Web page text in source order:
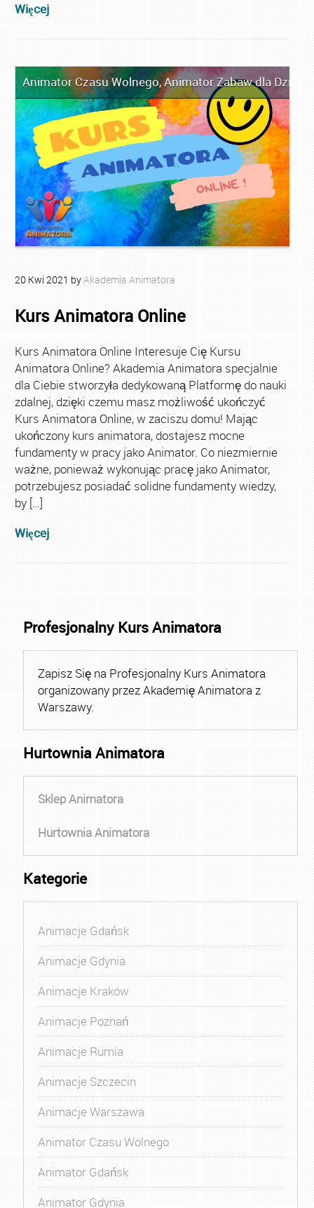
Więcej
Animator Czasu Wolnego,Animator Zabaw dla Dzieci
20 Kwi 2021 byAkademia Animatora
Kurs Animatora Online
Kurs Animatora Online Interesuje Cię Kursu
Animatora Online? Akademia Animatora specjalnie
dla Ciebie stworzyła dedykowaną Platformę do nauki
zdalnej, dzięki czemu masz możliwość ukończyć
Kurs Animatora Online, w zaciszu domu! Mając
ukończony kurs animatora, dostajesz mocne
fundamenty w pracy jako Animator. Co niezmiernie
ważne, ponieważ wykonując pracę jako Animator,
potrzebujesz posiadać solidne fundamenty wiedzy,
by […]
Więcej
Profesjonalny Kurs Animatora
Zapisz Się na Profesjonalny Kurs Animatora
organizowany przez Akademię Animatora z
Warszawy.
Hurtownia Animatora
Sklep Animatora
Hurtownia Animatora
Kategorie
Animacje Gdańsk
Animacje Gdynia
Animacje Kraków
Animacje Poznań
Animacje Rumia
Animacje Szczecin
Animacje Warszawa
Animator Czasu Wolnego
Animator Gdańsk
Animator Gdynia